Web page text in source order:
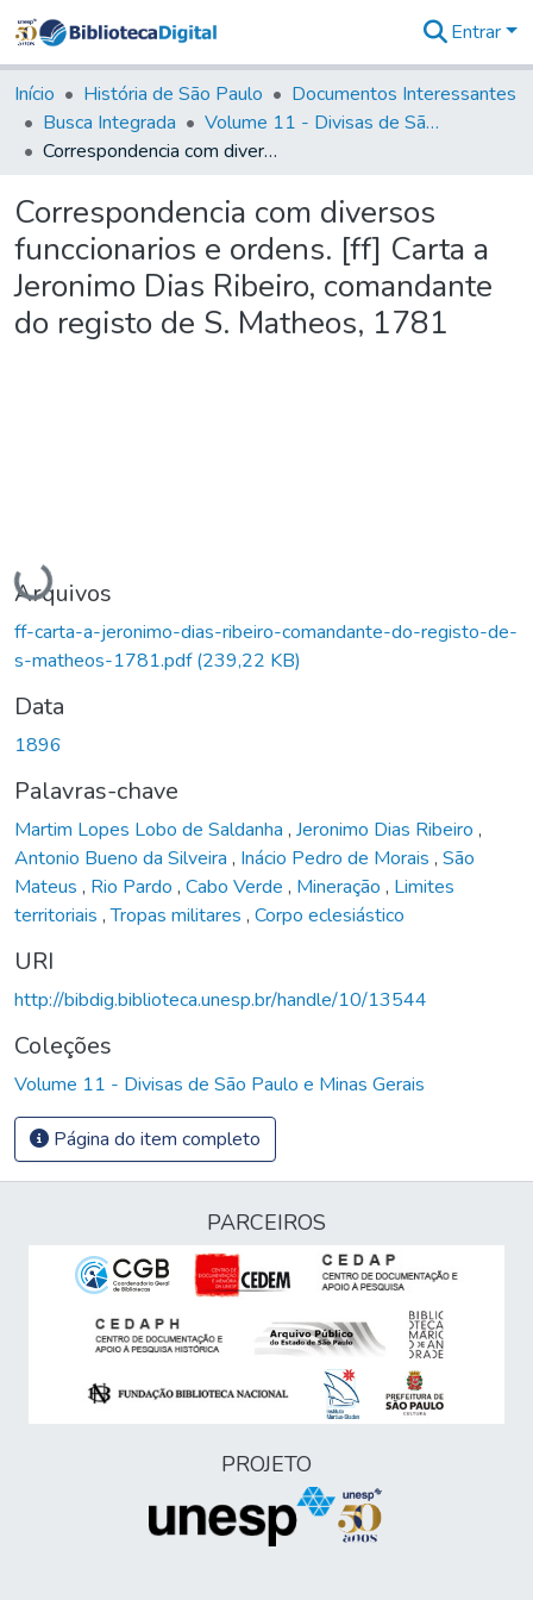
&
Coleções
Tudo na
Biblioteca
Estatísticas
Entrar
Início História de São Paulo
Documentos Interessantes
Busca Integrada
Volume 11 - Divisas de São Paulo e Minas Gerais
Correspondencia com diversos funccionarios e ordens. [ff] Carta a Jeronimo Dias Ribeiro, comandante do registo de S. Matheos, 1781
Correspondencia com diversos
funccionarios e ordens. [ff] Carta a
Jeronimo Dias Ribeiro, comandante
do registo de S. Matheos, 1781
Carregando...
Arquivos
ff-carta-a-jeronimo-dias-ribeiro-comandante-do-registo-de-
s-matheos-1781.pdf(239,22 KB)
Data
1896
Palavras-chave
Martim Lopes Lobo de Saldanha , Jeronimo Dias Ribeiro ,
Antonio Bueno da Silveira , Inácio Pedro de Morais , São
Mateus , Rio Pardo , Cabo Verde , Mineração , Limites
territoriais ,Tropas militares , Corpo eclesiástico
URI
http://bibdig.biblioteca.unesp.br/handle/10/13544
Coleções
Volume 11 - Divisas de São Paulo e Minas Gerais
Página do item completo
PARCEIROS
PROJETO